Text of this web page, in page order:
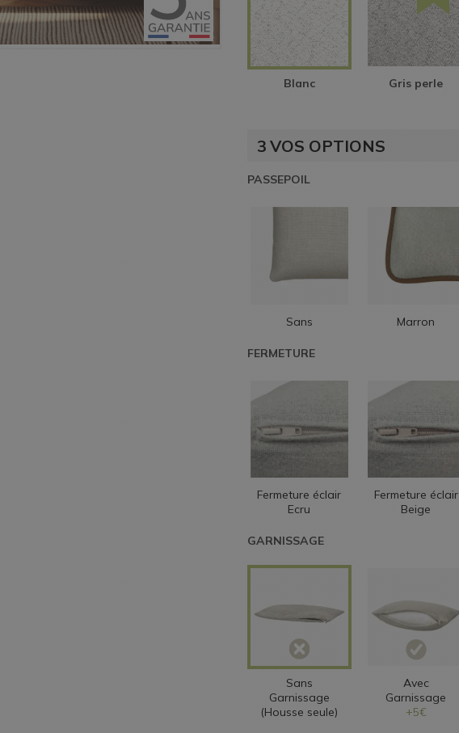
Blanc Gris perle
3 VOS OPTIONS
PASSEPOIL
Sans Marron
FERMETURE
Fermeture éclair
Ecru
Fermeture éclair
Beige
GARNISSAGE
Sans
Garnissage
(Housse seule)
Avec
Garnissage
+5€